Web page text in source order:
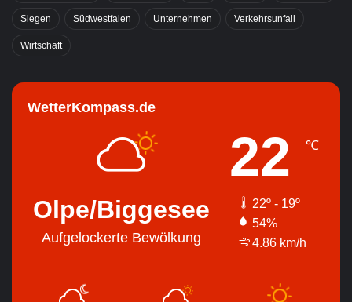
Siegen Südwestfalen Unternehmen Verkehrsunfall
Wirtschaft
WetterKompass.de
Olpe/Biggesee
Aufgelockerte Bewölkung
22 ℃
22º - 19º
54%
4.86 km/h